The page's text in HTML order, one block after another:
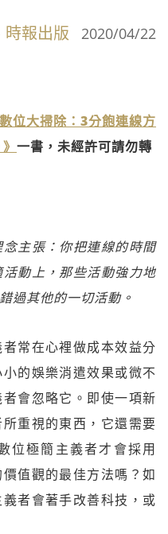
時報出版 2020/04/22
數位大掃除：3分飽連線方
一書，未經許可請勿轉
主張：你把連線的時間
動上，那些活動強力地
過其他的一切活動。
常在心裡做成本效益分
的娛樂消遣效果或微不
會忽略它。即使一項新
重視的東西，它還需要
位極簡主義者才會採用
值觀的最佳方法嗎？如
者會著手改善科技，或